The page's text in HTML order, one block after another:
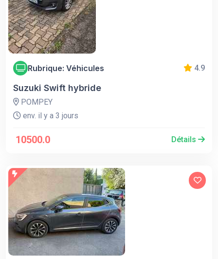
Rubrique: Véhicules 4.9
Suzuki Swift hybride
POMPEY
env. il y a 3 jours
10500.0 Détails